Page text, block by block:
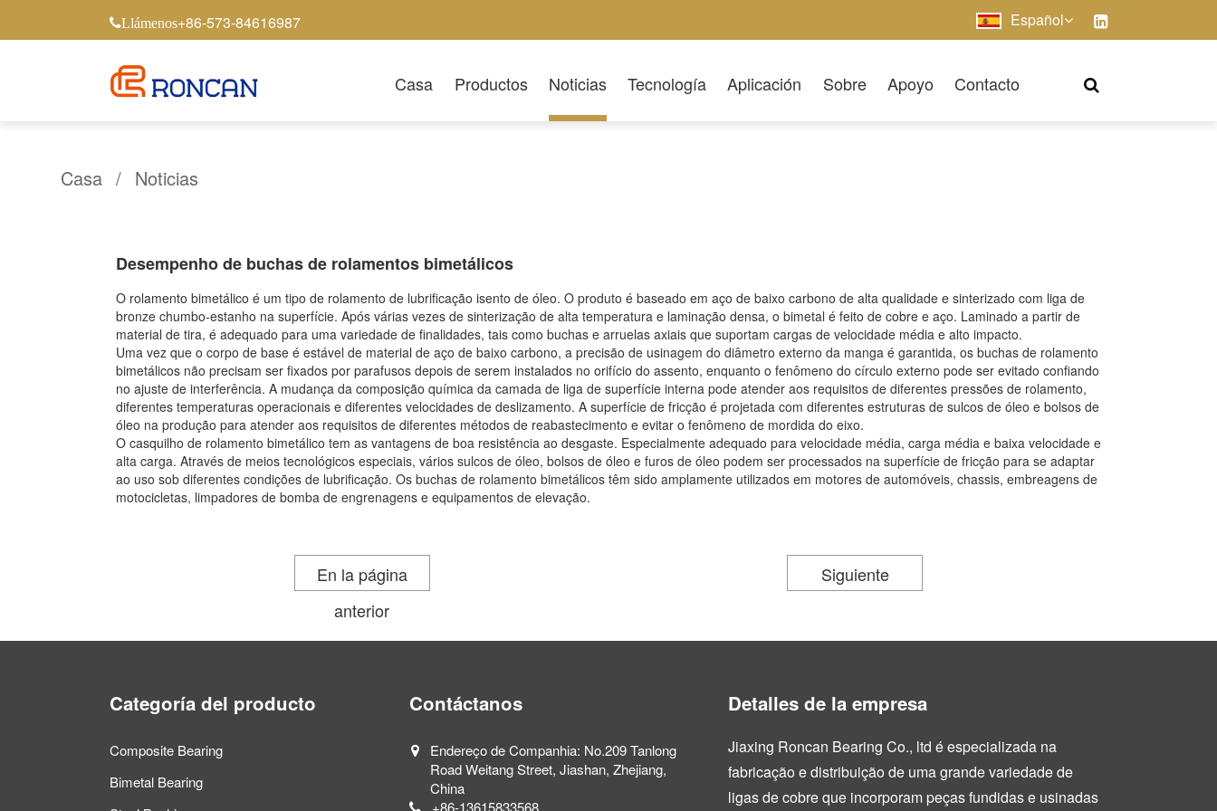
Llámenos+86-573-84616987 Español
Casa Productos Noticias Tecnología Aplicación Sobre Apoyo Contacto
Casa / Noticias
Desempenho de buchas de rolamentos bimetálicos
O rolamento bimetálico é um tipo de rolamento de lubrificação isento de óleo. O produto é baseado em aço de baixo carbono de alta qualidade e sinterizado com liga de
bronze chumbo-estanho na superfície. Após várias vezes de sinterização de alta temperatura e laminação densa, o bimetal é feito de cobre e aço. Laminado a partir de
material de tira, é adequado para uma variedade de finalidades, tais como buchas e arruelas axiais que suportam cargas de velocidade média e alto impacto.
Uma vez que o corpo de base é estável de material de aço de baixo carbono, a precisão de usinagem do diâmetro externo da manga é garantida, os buchas de rolamento
bimetálicos não precisam ser fixados por parafusos depois de serem instalados no orifício do assento, enquanto o fenômeno do círculo externo pode ser evitado confiando
no ajuste de interferência. A mudança da composição química da camada de liga de superfície interna pode atender aos requisitos de diferentes pressões de rolamento,
diferentes temperaturas operacionais e diferentes velocidades de deslizamento. A superfície de fricção é projetada com diferentes estruturas de sulcos de óleo e bolsos de
óleo na produção para atender aos requisitos de diferentes métodos de reabastecimento e evitar o fenômeno de mordida do eixo.
O casquilho de rolamento bimetálico tem as vantagens de boa resistência ao desgaste. Especialmente adequado para velocidade média, carga média e baixa velocidade e
alta carga. Através de meios tecnológicos especiais, vários sulcos de óleo, bolsos de óleo e furos de óleo podem ser processados na superfície de fricção para se adaptar
ao uso sob diferentes condições de lubrificação. Os buchas de rolamento bimetálicos têm sido amplamente utilizados em motores de automóveis, chassis, embreagens de
motocicletas, limpadores de bomba de engrenagens e equipamentos de elevação.
En la página
anterior
Siguiente
Categoría del producto
Composite Bearing
Bimetal Bearing
Contáctanos
Endereço de Companhia: No.209 Tanlong
Road Weitang Street, Jiashan, Zhejiang,
China
Detalles de la empresa
Jiaxing Roncan Bearing Co., ltd é especializada na
fabricação e distribuição de uma grande variedade de
ligas de cobre que incorporam peças fundidas e usinadas